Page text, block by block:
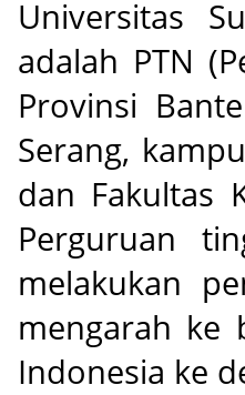
Universitas
adalah PTN
Provinsi
Serang,
dan Fakultas
Perguruan
melakukan
mengarah ke
Indonesia ke